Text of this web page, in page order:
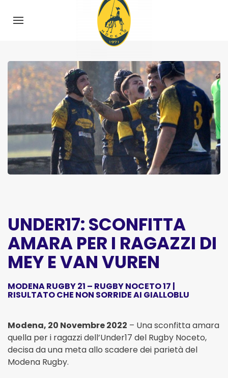
UNDER17: SCONFITTA
AMARA PER I RAGAZZI DI
MEY E VAN VUREN
MODENA RUGBY 21 – RUGBY NOCETO 17 |
RISULTATO CHE NON SORRIDE AI GIALLOBLU
Modena, 20 Novembre 2022 – Una sconfitta amara
quella per i ragazzi dell’Under17 del Rugby Noceto,
decisa da una meta allo scadere dei parietà del
Modena Rugby.